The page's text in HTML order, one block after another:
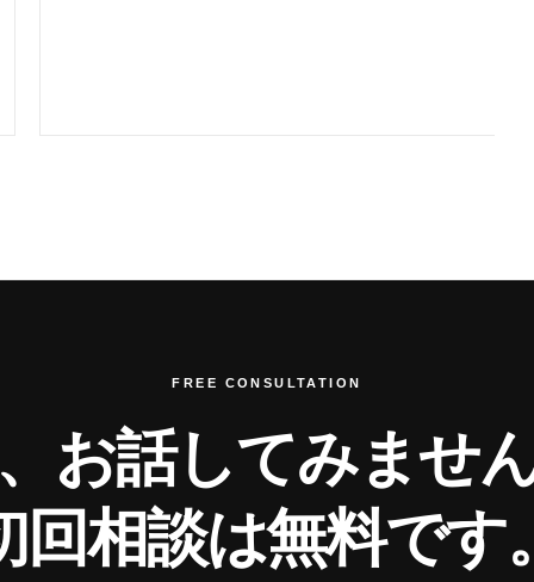
FREE CONSULTATION
お話してみません
回相談は無料です。